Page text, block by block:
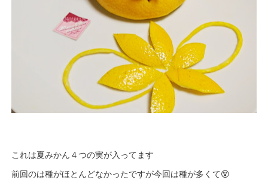
これは夏みかん４つの実が入ってます
前回のは種がほとんどなかったですが今回は種が多くて😵